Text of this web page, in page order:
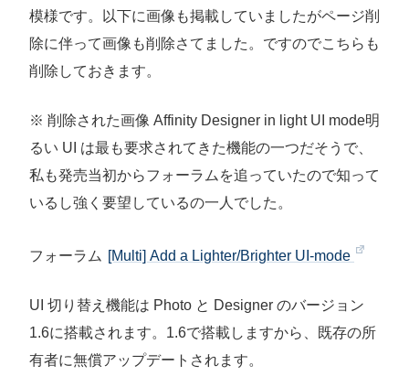
模様です。以下に画像も掲載していましたがページ削
除に伴って画像も削除さてました。ですのでこちらも
削除しておきます。
※ 削除された画像 Affinity Designer in light UI mode明
るい UI は最も要求されてきた機能の一つだそうで、
私も発売当初からフォーラムを追っていたので知って
いるし強く要望しているの一人でした。
フォーラム [Multi] Add a Lighter/Brighter UI-mode
UI 切り替え機能は Photo と Designer のバージョン
1.6に搭載されます。1.6で搭載しますから、既存の所
有者に無償アップデートされます。